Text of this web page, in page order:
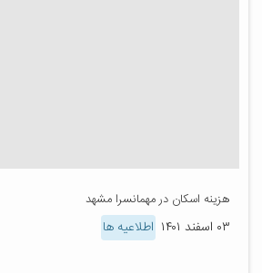
هزینه اسکان در مهمانسرا مشهد
۰۳ اسفند ۱۴۰۱ اطلاعیه ها